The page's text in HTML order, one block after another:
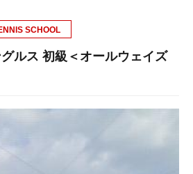
SCHOOL
ルス 初級＜オールウェイズ